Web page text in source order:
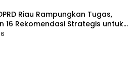
Riau Rampungkan Tugas,
16 Rekomendasi Strategis untuk
Pendapatan Daerah